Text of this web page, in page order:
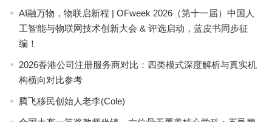
AI融万物，物联启新程 | OFweek 2026（第十一届）中国人
工智能与物联网技术创新大会 & 评选启动，蓝皮书同步征
编！
2026香港公司注册服务商对比：四类模式深度解析与真实机
构横向对比参考
腾飞移民创始人老李(Cole)